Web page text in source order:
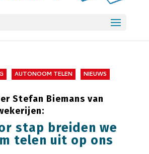
AUTONOOM TELEN NIEUWS
Stefan Biemans van
stap breiden we
telen uit op ons